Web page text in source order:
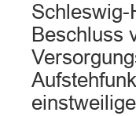
Schleswig-
Beschluss